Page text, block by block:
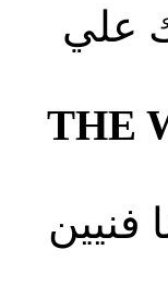
علي
THE
فنيين